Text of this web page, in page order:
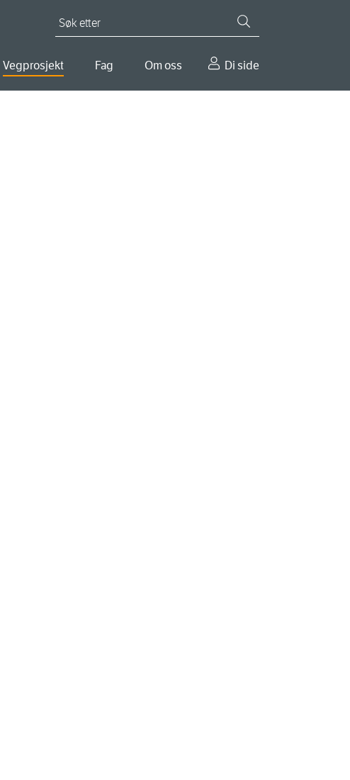
Vegprosjekt Fag Om oss Di side